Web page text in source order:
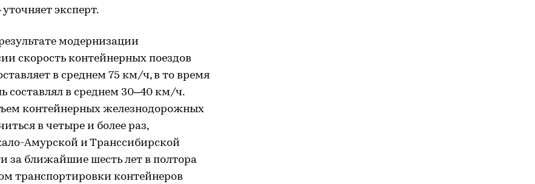
эксперт.
модернизации
скорость контейнерных поездов
в среднем 75 км/ч, в то время
составлял в среднем 30–40 км/ч.
контейнерных железнодорожных
в четыре и более раз,
Амурской и Транссибирской
за ближайшие шесть лет в полтора
транспортировки контейнеров